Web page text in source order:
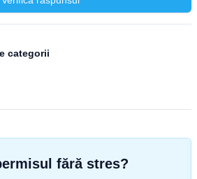
categorii
fără stres?